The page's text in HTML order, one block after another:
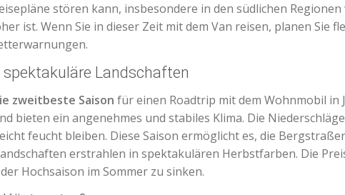
stören kann, insbesondere in den südlichen Regionen
ist. Wenn Sie in dieser Zeit mit dem Van reisen, planen Sie
Landschaften
zweitbeste Saison für einen Roadtrip mit dem Wohnmobil in
bieten ein angenehmes und stabiles Klima. Die
feucht bleiben. Diese Saison ermöglicht es, die
erstrahlen in spektakulären Herbstfarben. Die
Hochsaison im Sommer zu sinken.